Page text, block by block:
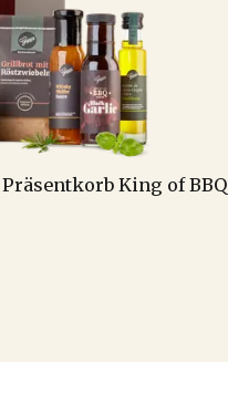
Präsentkorb King of BBQ